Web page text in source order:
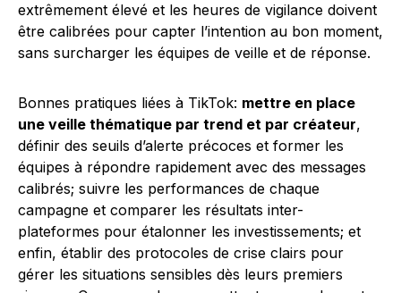
extrêmement élevé et les heures de vigilance doivent
être calibrées pour capter l’intention au bon moment,
sans surcharger les équipes de veille et de réponse.
Bonnes pratiques liées à TikTok: mettre en place
une veille thématique par trend et par créateur,
définir des seuils d’alerte précoces et former les
équipes à répondre rapidement avec des messages
calibrés; suivre les performances de chaque
campagne et comparer les résultats inter-
plateformes pour étalonner les investissements; et
enfin, établir des protocoles de crise clairs pour
gérer les situations sensibles dès leurs premiers